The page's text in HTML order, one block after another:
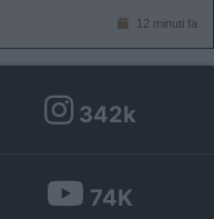
12 minuti fa
342k
74K